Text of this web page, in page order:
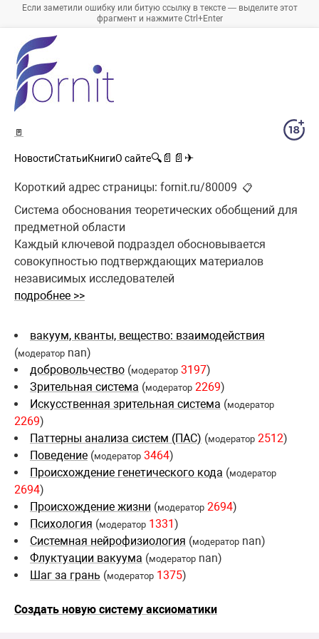
Если заметили ошибку или битую ссылку в тексте — выделите этот
фрагмент и нажмите Ctrl+Enter
🚪
НовостиСтатьиКнигиО сайте🔍 📄 📄 ✈
Короткий адрес страницы: fornit.ru/80009 📋
Система обоснования теоретических обобщений для
предметной области
Каждый ключевой подраздел обосновывается
совокупностью подтверждающих материалов
независимых исследователей
подробнее >>
вакуум, кванты, вещество: взаимодействия
(модератор nan)
добровольчество (модератор 3197)
Зрительная система (модератор 2269)
Искусственная зрительная система (модератор
2269)
Паттерны анализа систем (ПАС) (модератор 2512)
Поведение (модератор 3464)
Происхождение генетического кода (модератор
2694)
Происхождение жизни (модератор 2694)
Психология (модератор 1331 )
Системная нейрофизиология (модератор nan)
Флуктуации вакуума (модератор nan)
Шаг за грань (модератор 1375)
Создать новую систему аксиоматики